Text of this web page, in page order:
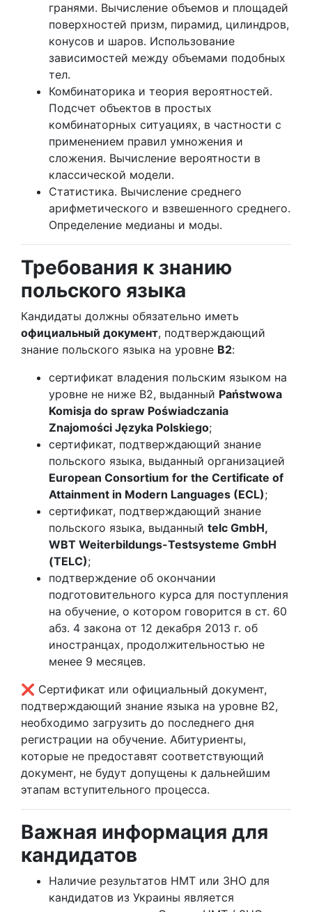
гранями. Вычисление объемов и площадей
поверхностей призм, пирамид, цилиндров,
конусов и шаров. Использование
зависимостей между объемами подобных
тел.
Комбинаторика и теория вероятностей.
Подсчет объектов в простых
комбинаторных ситуациях, в частности с
применением правил умножения и
сложения. Вычисление вероятности в
классической модели.
Статистика. Вычисление среднего
арифметического и взвешенного среднего.
Определение медианы и моды.
Требования к знанию
польского языка
Кандидаты должны обязательно иметь
официальный документ, подтверждающий
знание польского языка на уровне B2:
сертификат владения польским языком на
уровне не ниже B2, выданный Państwowa
Komisja do spraw Poświadczania
Znajomości Języka Polskiego;
сертификат, подтверждающий знание
польского языка, выданный организацией
European Consortium for the Certificate of
Attainment in Modern Languages (ECL);
сертификат, подтверждающий знание
польского языка, выданный telc GmbH,
WBT Weiterbildungs-Testsysteme GmbH
(TELC);
подтверждение об окончании
подготовительного курса для поступления
на обучение, о котором говорится в ст. 60
абз. 4 закона от 12 декабря 2013 г. об
иностранцах, продолжительностью не
менее 9 месяцев.
❌ Сертификат или официальный документ,
подтверждающий знание языка на уровне B2,
необходимо загрузить до последнего дня
регистрации на обучение. Абитуриенты,
которые не предоставят соответствующий
документ, не будут допущены к дальнейшим
этапам вступительного процесса.
Важная информация для
кандидатов
Наличие результатов НМТ или ЗНО для
кандидатов из Украины является